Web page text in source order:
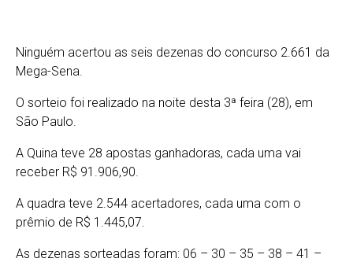
Ninguém acertou as seis dezenas do concurso 2.661 da
Mega-Sena.
O sorteio foi realizado na noite desta 3ª feira (28), em
São Paulo.
A Quina teve 28 apostas ganhadoras, cada uma vai
receber R$ 91.906,90.
A quadra teve 2.544 acertadores, cada uma com o
prêmio de R$ 1.445,07.
As dezenas sorteadas foram: 06 – 30 – 35 – 38 – 41 –